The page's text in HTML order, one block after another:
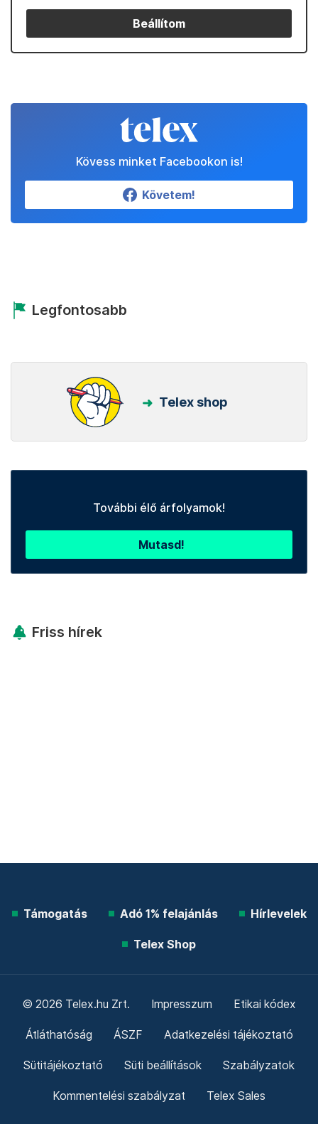
Beállítom
Kövess minket Facebookon is!
Követem!
Legfontosabb
Telex shop
További élő árfolyamok!
Mutasd!
Friss hírek
Támogatás Adó 1% felajánlás Hírlevelek
Telex Shop
© 2026 Telex.hu Zrt. Impresszum Etikai kódex
Átláthatóság ÁSZF Adatkezelési tájékoztató
Sütitájékoztató Süti beállítások Szabályzatok
Kommentelési szabályzat Telex Sales